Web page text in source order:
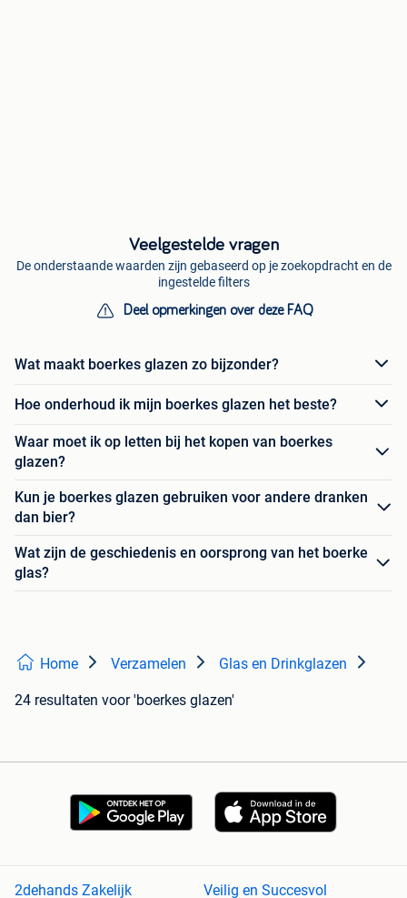
Veelgestelde vragen
De onderstaande waarden zijn gebaseerd op je zoekopdracht en de
ingestelde filters
Deel opmerkingen over deze FAQ
Wat maakt boerkes glazen zo bijzonder?
Hoe onderhoud ik mijn boerkes glazen het beste?
Waar moet ik op letten bij het kopen van boerkes
glazen?
Kun je boerkes glazen gebruiken voor andere dranken
dan bier?
Wat zijn de geschiedenis en oorsprong van het boerke
glas?
Home Verzamelen Glas en Drinkglazen
24 resultaten voor 'boerkes glazen'
2dehands Zakelijk Veilig en Succesvol